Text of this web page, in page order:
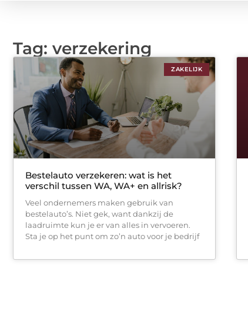
Tag: verzekering
ZAKELIJK
Bestelauto verzekeren: wat is het
verschil tussen WA, WA+ en allrisk?
Veel ondernemers maken gebruik van
bestelauto’s. Niet gek, want dankzij de
laadruimte kun je er van alles in vervoeren.
Sta je op het punt om zo’n auto voor je bedrijf